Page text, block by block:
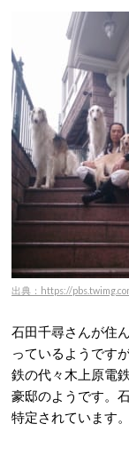
出典：https://
石田千尋さんが住
っているようです
鉄の代々木上原電
豪邸のようです。
特定されています。